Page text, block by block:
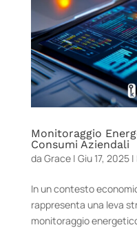
Monitoraggio
Consumi Aziendali
da Grace| Giu 17, 2025|
In un contesto
rappresenta una leva
monitoraggio